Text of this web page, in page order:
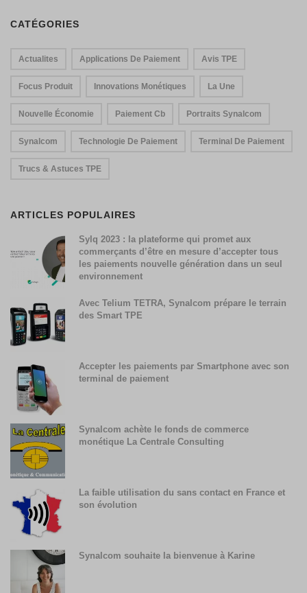
CATÉGORIES
Actualites Applications De Paiement Avis TPE
Focus Produit Innovations Monétiques La Une
Nouvelle Économie Paiement Cb Portraits Synalcom
Synalcom Technologie De Paiement Terminal De Paiement
Trucs & Astuces TPE
ARTICLES POPULAIRES
Sylq 2023 : la plateforme qui promet aux
commerçants d’être en mesure d’accepter tous
les paiements nouvelle génération dans un seul
environnement
Avec Telium TETRA, Synalcom prépare le terrain
des Smart TPE
Accepter les paiements par Smartphone avec son
terminal de paiement
Synalcom achète le fonds de commerce
monétique La Centrale Consulting
La faible utilisation du sans contact en France et
son évolution
Synalcom souhaite la bienvenue à Karine